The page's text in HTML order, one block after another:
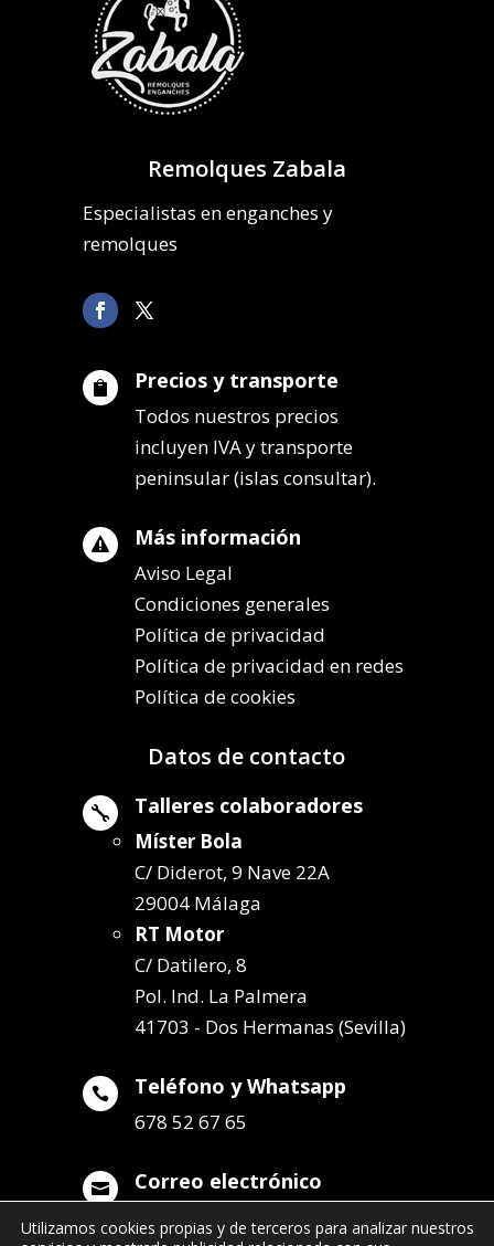
Remolques Zabala
Especialistas en enganches y
remolques
 Precios y transporte
Todos nuestros precios
incluyen IVA y transporte
peninsular (islas consultar).
 Más información
Aviso Legal
Condiciones generales
Política de privacidad
Política de privacidad en redes
Política de cookies
Datos de contacto
 Talleres colaboradores
Míster Bola
C/ Diderot, 9 Nave 22A
29004 Málaga
RT Motor
C/ Datilero, 8
Pol. Ind. La Palmera
41703 - Dos Hermanas (Sevilla)
 Teléfono y Whatsapp
678 52 67 65
 Correo electrónico
info@remolqueszabala.com
Utilizamos cookies propias y de terceros para analizar nuestros